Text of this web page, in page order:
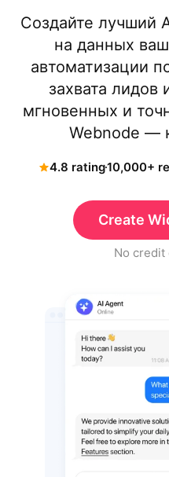
Создайте лучший
на данных
автоматизации
захвата лидов
мгновенных и
Webnode —
4.8 rating10,000+
Create
No credit